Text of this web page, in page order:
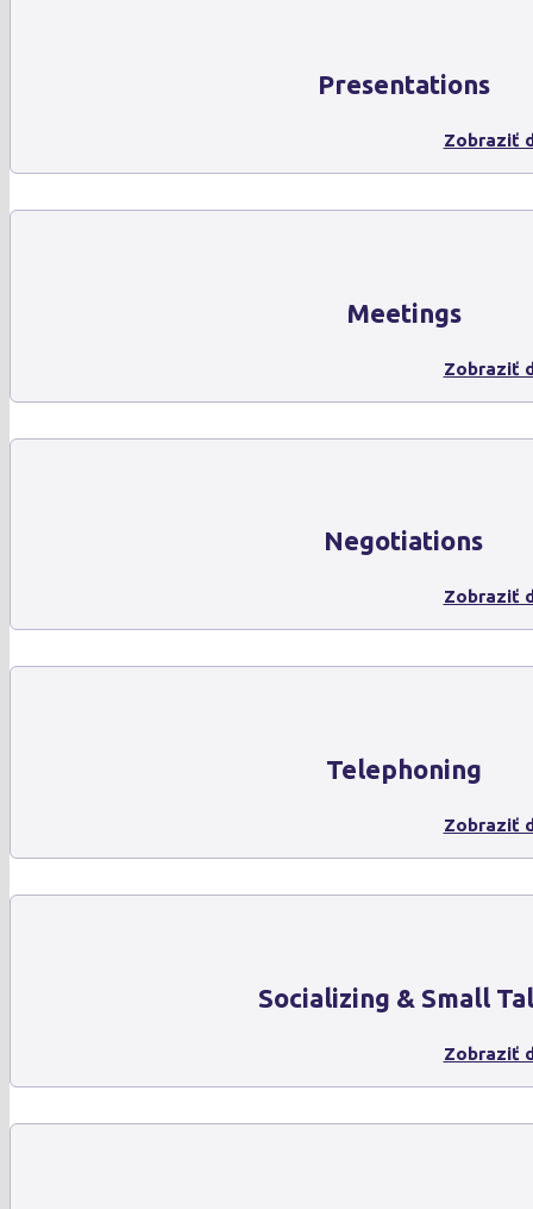
Presentations
Zobraziť
Meetings
Zobraziť
Negotiations
Zobraziť
Telephoning
Zobraziť
Socializing & Small
Zobraziť